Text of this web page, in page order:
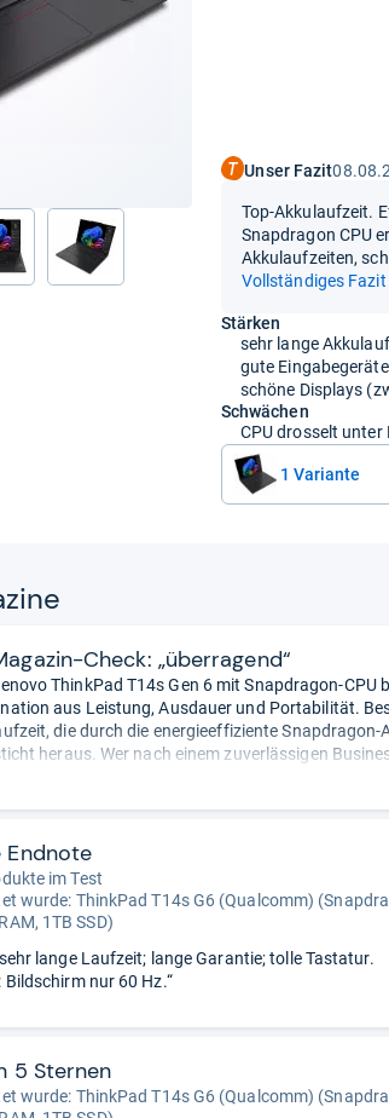
Unser Fazit
Top-Akkulaufzeit.
Snapdragon CPU
Akkulaufzeiten,
Vollständiges Fazit
Stärken
sehr lange
gute Eingabegeräte
schöne Displays
Schwächen
CPU drosselt unter
1 Variante
Check: „überragend“
ThinkPad T14s Gen 6 mit Snapdragon-CPU
aus Leistung, Ausdauer und Portabilität.
die durch die energieeffiziente
heraus. Wer nach einem zuverlässigen
anspruchsvollen Aufgaben glänzt, wird mit
Endnote
im Test
wurde: ThinkPad T14s G6 (Qualcomm)
1TB SSD)
lange Laufzeit; lange Garantie; tolle Tastatur.
Bildschirm nur 60 Hz.“
5 Sternen
wurde: ThinkPad T14s G6 (Qualcomm)